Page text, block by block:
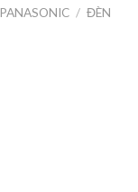
/ ĐÈN